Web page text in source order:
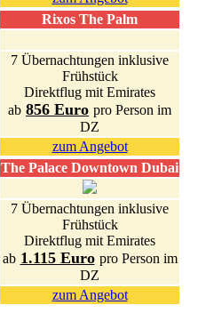
Rixos The Palm
7 Übernachtungen inklusive
Frühstück
Direktflug mit Emirates
ab 856 Euro pro Person im
DZ
zum Angebot
The Palace Downtown Dubai
7 Übernachtungen inklusive
Frühstück
Direktflug mit Emirates
ab 1.115 Euro pro Person im
DZ
zum Angebot